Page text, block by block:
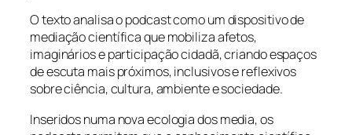
O texto analisa o podcast como um dispositivo de
mediação científica que mobiliza afetos,
imaginários e participação cidadã, criando espaços
de escuta mais próximos, inclusivos e reflexivos
sobre ciência, cultura, ambiente e sociedade.
Inseridos numa nova ecologia dos media, os